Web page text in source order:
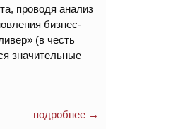
проводя анализ
бизнес-
(в честь
значительные
подробнее →